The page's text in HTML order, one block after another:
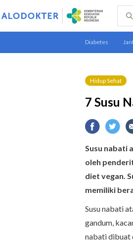
Hidup Sehat
7 Susu
Susu nabati
oleh
diet vegan.
memiliki
Susu nabati
gandum,
nabati dibuat